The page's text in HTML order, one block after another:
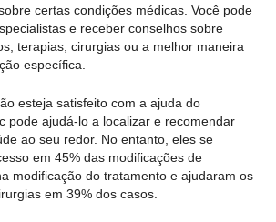
certas condições médicas. Você pode
e receber conselhos sobre
terapias, cirurgias ou a melhor maneira
específica.
esteja satisfeito com a ajuda do
pode ajudá-lo a localizar e recomendar
ao seu redor. No entanto, eles se
em 45% das modificações de
modificação do tratamento e ajudaram os
em 39% dos casos.